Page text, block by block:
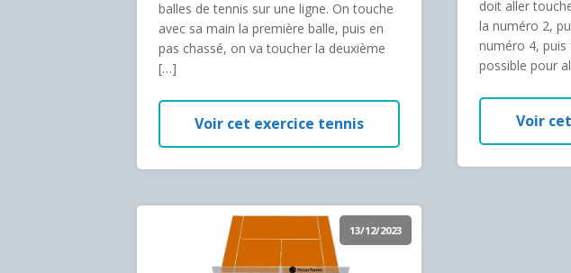
balles de tennis sur une ligne. On touche
avec sa main la première balle, puis en
pas chassé, on va toucher la deuxième
[…]
Voir cet exercice tennis
doit aller
la numéro 2,
numéro 4,
possible pour
Voir
13/12/2023